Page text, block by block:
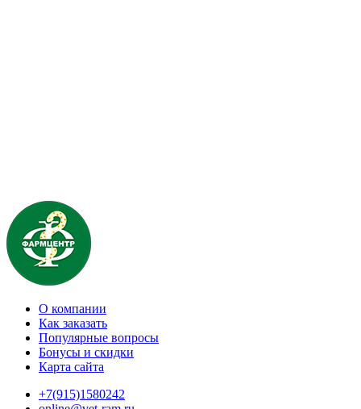
О компании
Как заказать
Популярные вопросы
Бонусы и скидки
Карта сайта
+7(915)1580242